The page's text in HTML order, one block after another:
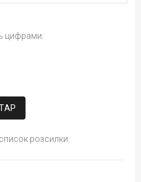
цифрами:
розсилки.